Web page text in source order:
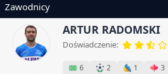
Zawodnicy
ARTUR RADOMSKI
Doświadczenie:
6 2 1 3